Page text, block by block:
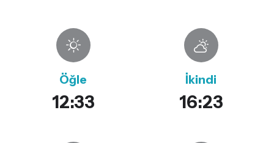
Öğle
12:33
İkindi
16:23